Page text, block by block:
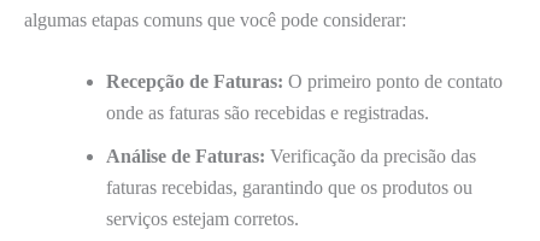
algumas etapas comuns que você pode considerar:
Recepção de Faturas: O primeiro ponto de contato
onde as faturas são recebidas e registradas.
Análise de Faturas: Verificação da precisão das
faturas recebidas, garantindo que os produtos ou
serviços estejam corretos.